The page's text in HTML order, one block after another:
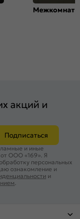
акций и
Подписаться
и иные
ООО «169». Я
персональных
ознакомление и
и
.